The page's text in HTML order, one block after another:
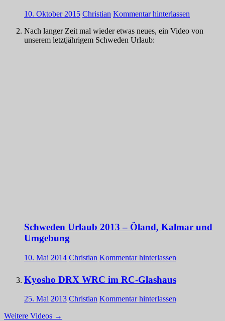
10. Oktober 2015 Christian Kommentar hinterlassen
Nach langer Zeit mal wieder etwas neues, ein Video von
unserem letztjährigem Schweden Urlaub:
Schweden Urlaub 2013 – Öland, Kalmar und
Umgebung
10. Mai 2014 Christian Kommentar hinterlassen
Kyosho DRX WRC im RC-Glashaus
25. Mai 2013 Christian Kommentar hinterlassen
Weitere Videos →